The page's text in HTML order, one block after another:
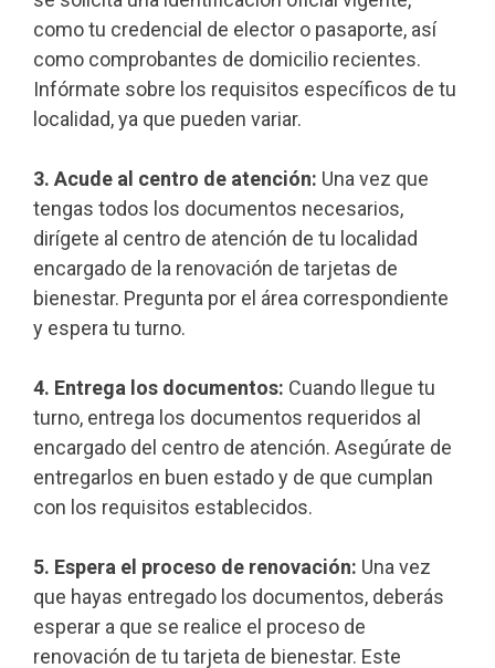
como tu credencial de elector o pasaporte, así
como comprobantes de domicilio recientes.
Infórmate sobre los requisitos específicos de tu
localidad, ya que pueden variar.
3. Acude al centro de atención: Una vez que
tengas todos los documentos necesarios,
dirígete al centro de atención de tu localidad
encargado de la renovación de tarjetas de
bienestar. Pregunta por el área correspondiente
y espera tu turno.
4. Entrega los documentos: Cuando llegue tu
turno, entrega los documentos requeridos al
encargado del centro de atención. Asegúrate de
entregarlos en buen estado y de que cumplan
con los requisitos establecidos.
5. Espera el proceso de renovación: Una vez
que hayas entregado los documentos, deberás
esperar a que se realice el proceso de
renovación de tu tarjeta de bienestar. Este